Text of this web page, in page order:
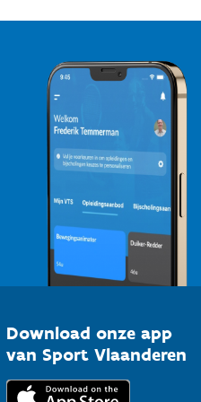
Download onze app
van Sport Vlaanderen